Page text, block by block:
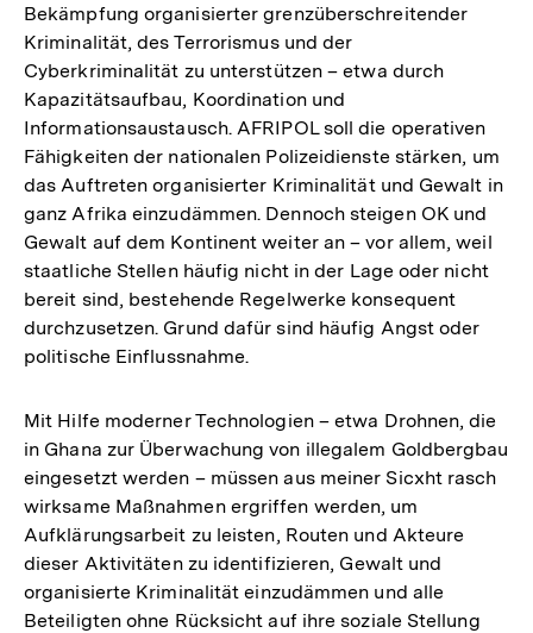
Bekämpfung organisierter grenzüberschreitender
Kriminalität, des Terrorismus und der
Cyberkriminalität zu unterstützen – etwa durch
Kapazitätsaufbau, Koordination und
Informationsaustausch. AFRIPOL soll die operativen
Fähigkeiten der nationalen Polizeidienste stärken, um
das Auftreten organisierter Kriminalität und Gewalt in
ganz Afrika einzudämmen. Dennoch steigen OK und
Gewalt auf dem Kontinent weiter an – vor allem, weil
staatliche Stellen häufig nicht in der Lage oder nicht
bereit sind, bestehende Regelwerke konsequent
durchzusetzen. Grund dafür sind häufig Angst oder
politische Einflussnahme.
Mit Hilfe moderner Technologien – etwa Drohnen, die
in Ghana zur Überwachung von illegalem Goldbergbau
eingesetzt werden – müssen aus meiner Sicxht rasch
wirksame Maßnahmen ergriffen werden, um
Aufklärungsarbeit zu leisten, Routen und Akteure
dieser Aktivitäten zu identifizieren, Gewalt und
organisierte Kriminalität einzudämmen und alle
Beteiligten ohne Rücksicht auf ihre soziale Stellung